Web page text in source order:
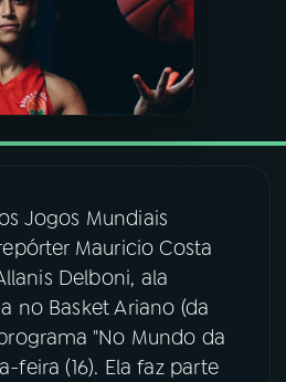
Facebook
X
Jogos Mundiais
Mauricio Costa
Delboni, ala
no Basket Ariano (da
"No Mundo da
feira (16). Ela faz parte